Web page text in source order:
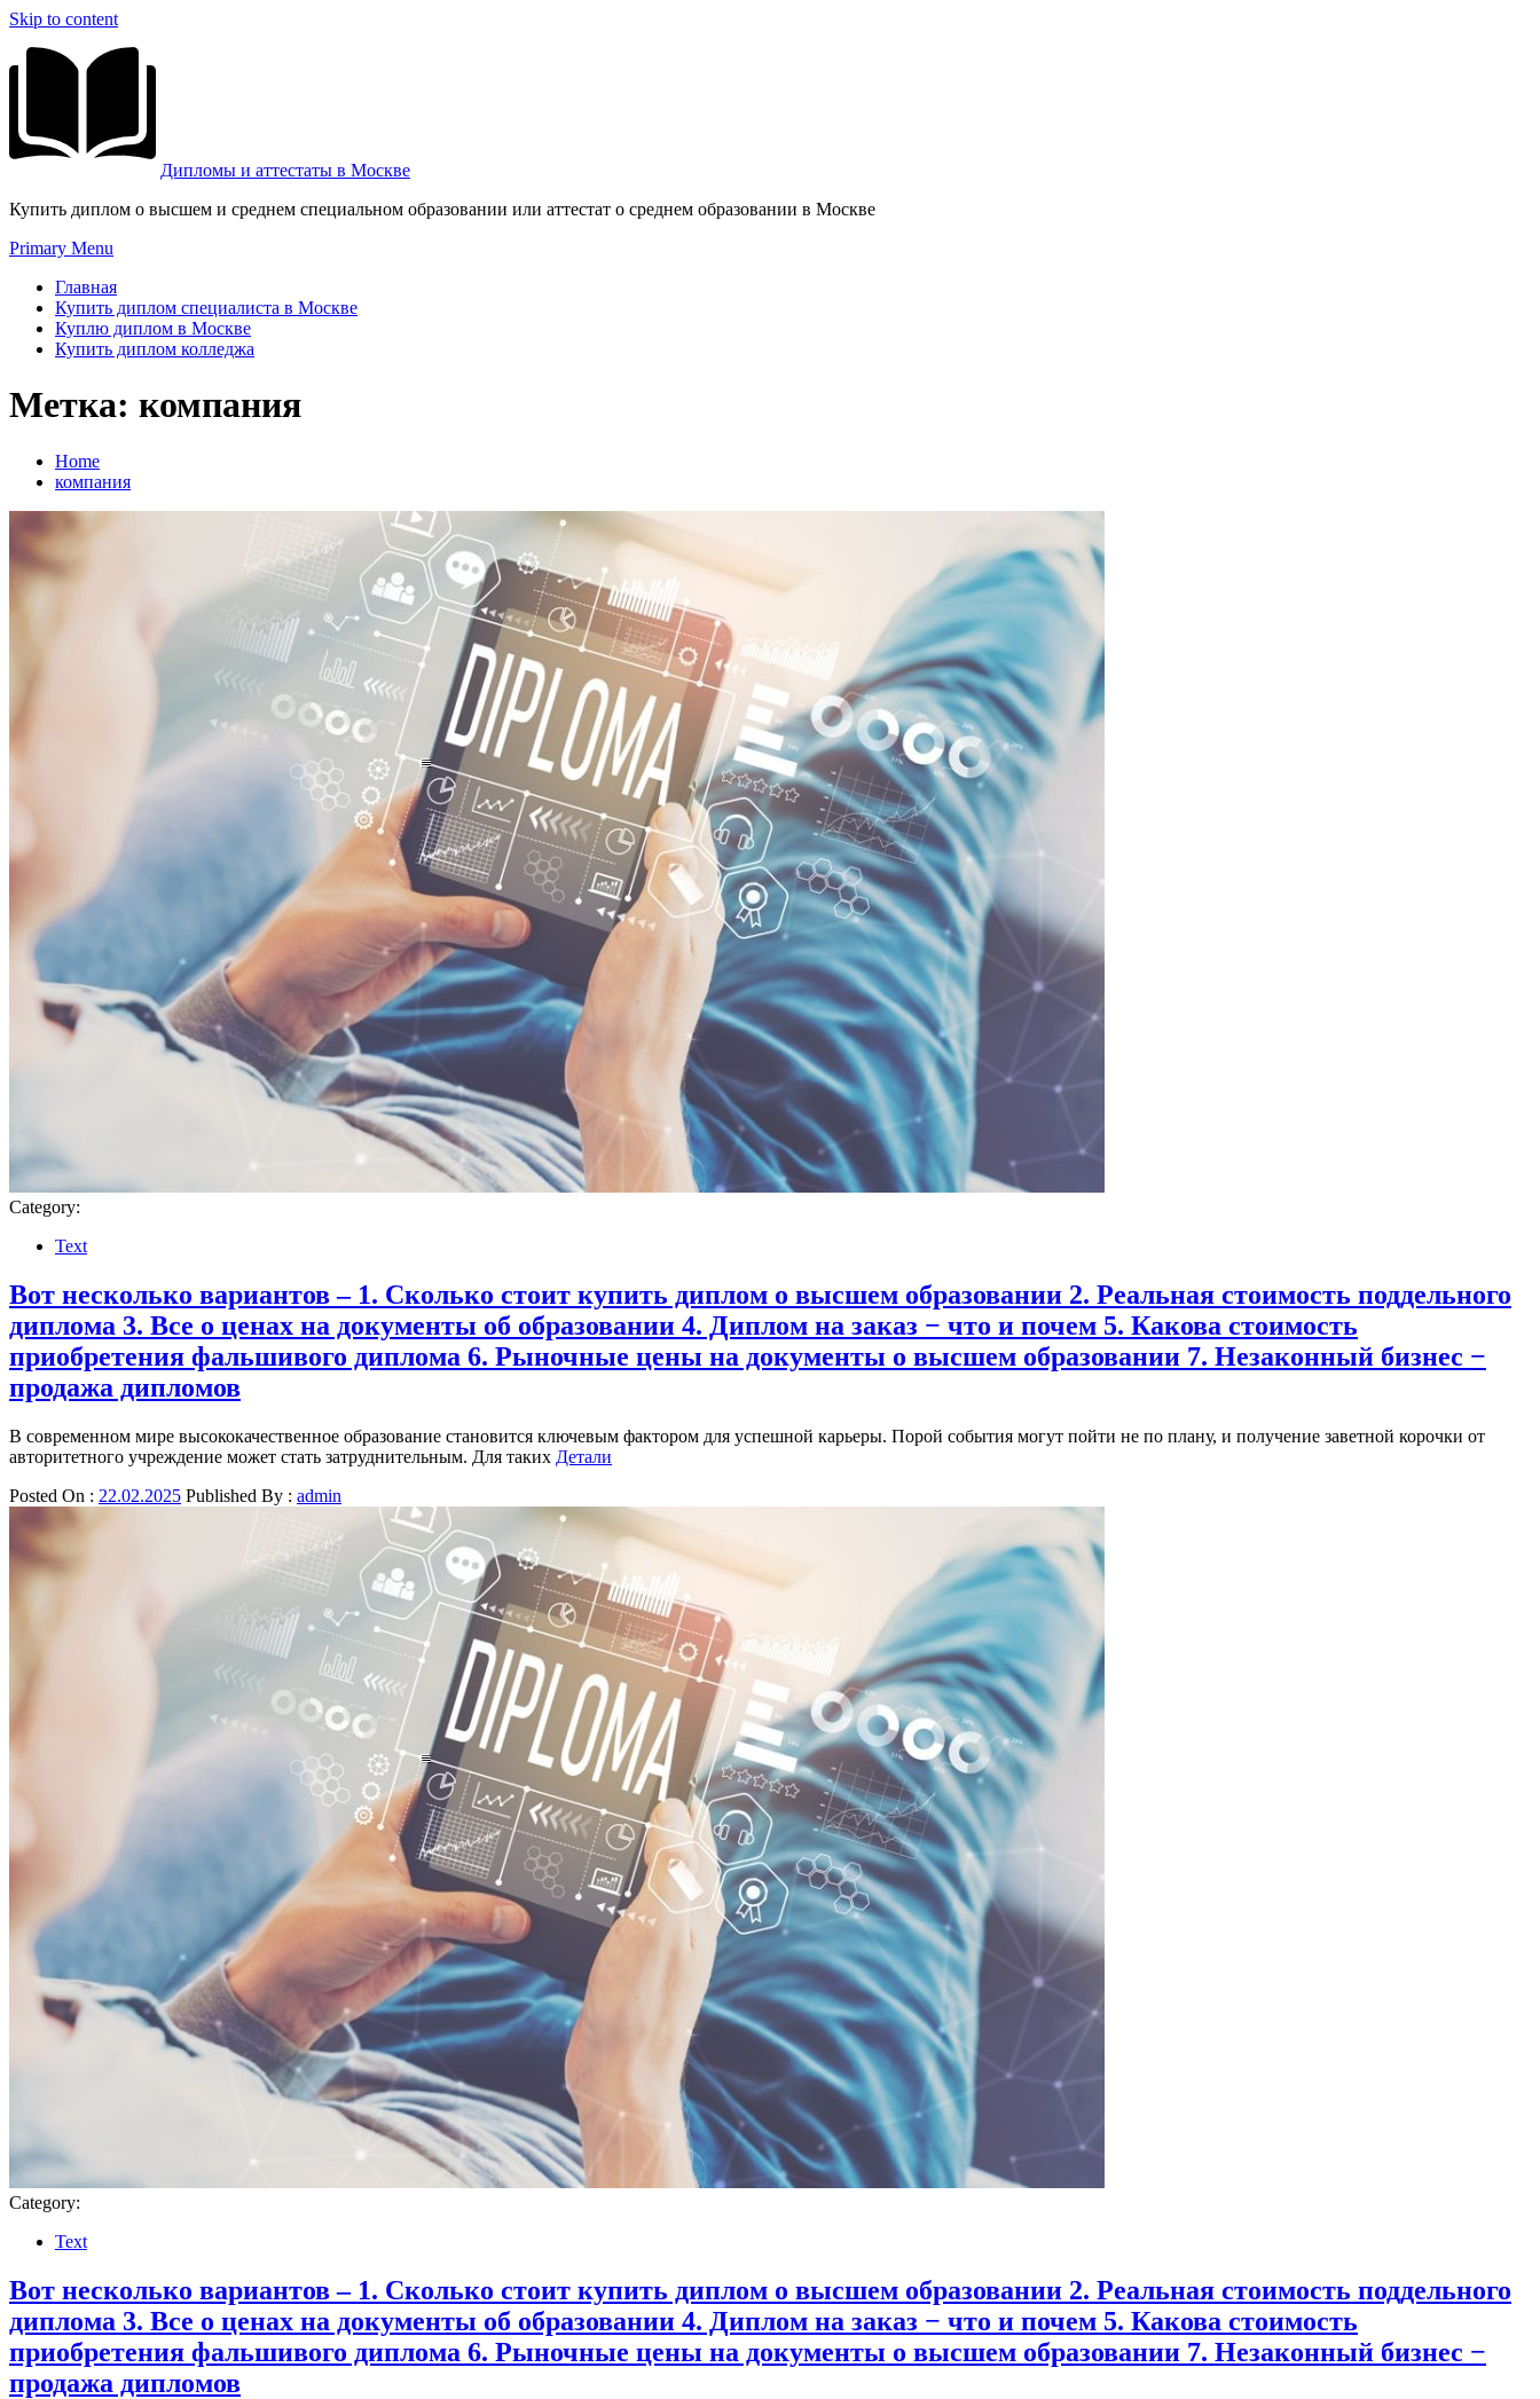
Skip to content
Дипломы и аттестаты в Москве
Купить диплом о высшем и среднем специальном образовании или аттестат о среднем образовании в Москве
Primary Menu
Главная
Купить диплом специалиста в Москве
Куплю диплом в Москве
Купить диплом колледжа
Метка: компания
Home
компания
Category:
Text
Вот несколько вариантов – 1. Сколько стоит купить диплом о высшем образовании 2. Реальная стоимость поддельного
диплома 3. Все о ценах на документы об образовании 4. Диплом на заказ − что и почем 5. Какова стоимость
приобретения фальшивого диплома 6. Рыночные цены на документы о высшем образовании 7. Незаконный бизнес −
продажа дипломов
В современном мире высококачественное образование становится ключевым фактором для успешной карьеры. Порой события могут пойти не по плану, и получение заветной корочки от
авторитетного учреждение может стать затруднительным. Для таких Детали
Posted On : 22.02.2025 Published By : admin
Category:
Text
Вот несколько вариантов – 1. Сколько стоит купить диплом о высшем образовании 2. Реальная стоимость поддельного
диплома 3. Все о ценах на документы об образовании 4. Диплом на заказ − что и почем 5. Какова стоимость
приобретения фальшивого диплома 6. Рыночные цены на документы о высшем образовании 7. Незаконный бизнес −
продажа дипломов